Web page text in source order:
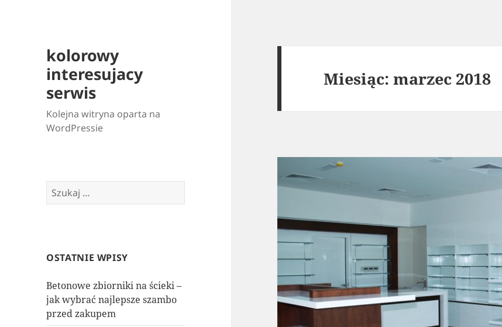
kolorowy
interesujacy
serwis
Kolejna witryna oparta na
WordPressie
Szukaj:
OSTATNIE WPISY
Betonowe zbiorniki na ścieki –
jak wybrać najlepsze szambo
przed zakupem
Miesiąc:marzec 2018